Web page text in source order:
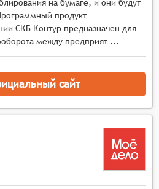
положении
реального времени, что
управления и
бухгалтерии
Функция позволяет
настройку формы
и редактирование отчётных
на бумаге, и они будут
продукт
СКБ Контур предназначен для
между предприят ...
сайт